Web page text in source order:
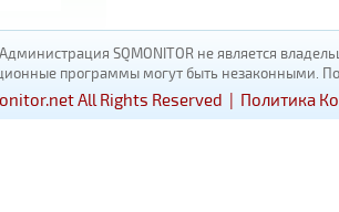
SQMONITOR не является
программы могут быть незаконными.
All Rights Reserved | Политика